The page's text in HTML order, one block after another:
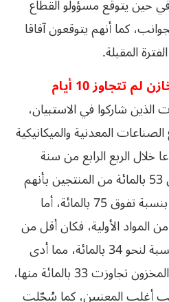
حين يتوقع مسؤولو القطاع
كما أنهم يتوقعون آفاقا
المقبلة.
تتجاوز 10 أيام
الذين شاركوا في الاستبيان،
المعدنية والميكانيكية
خلال الربع الرابع من سنة
2024، حيث صرّح أكثر من 53 بالمائة من المنتجين بأنهم
استعملوا طاقتهم الإنتاجية بنسبة تفوق 75 بالمائة، أما
المواد الأولية، فكان أقل من
الاحتياجات المعبّر عنها بالنسبة لنحو 34 بالمائة، مما أدى
إلى تسجيل انقطاعات في المخزون تجاوزت 33 بالمائة منها،
10 أيام، حسب أغلب المعنيين، كما سُجّلت